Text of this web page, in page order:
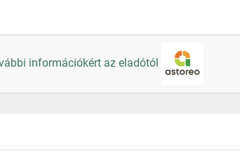
információkért az eladótól